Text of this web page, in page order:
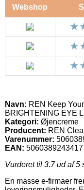
Webshop
Navn: REN Keep
BRIGHTENING EYE
Kategori: Øjencreme
Producent: REN
Varenummer:
EAN: 5060389243417
Vurderet til 3.7ud af 5
En masse e-firmaer